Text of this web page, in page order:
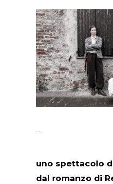
uno spettacolo
dal romanzo di